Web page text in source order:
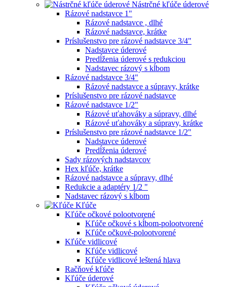
Nástrčné kľúče úderové
Rázové nadstavce 1"
Rázové nadstavce , dlhé
Rázové nadstavce, krátke
Príslušenstvo pre rázové nadstavce 3/4"
Nadstavce úderové
Predĺženia úderové s redukciou
Nadstavec rázový s kĺbom
Rázové nadstavce 3/4"
Rázové nadstavce a súpravy, krátke
Príslušenstvo pre rázové nadstavce
Rázové nadstavce 1/2"
Rázové uťahováky a súpravy, dlhé
Rázové uťahováky a súpravy, krátke
Príslušenstvo pre rázové nadstavce 1/2"
Nadstavce úderové
Predĺženia úderové
Sady rázových nadstavcov
Hex kľúče, krátke
Rázové nadstavce a súpravy, dlhé
Redukcie a adaptéry 1/2 "
Nadstavec rázový s kĺbom
Kľúče
Kľúče očkové polootvorené
Kľúče očkové s kĺbom-polootvorené
Kľúče očkové-polootvorené
Kľúče vidlicové
Kľúče vidlicové
Kľúče vidlicové leštená hlava
Račňové kľúče
Kľúče úderové